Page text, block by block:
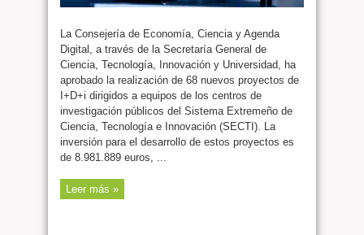
La Consejería de Economía, Ciencia y Agenda
Digital, a través de la Secretaría General de
Ciencia, Tecnología, Innovación y Universidad, ha
aprobado la realización de 68 nuevos proyectos de
I+D+i dirigidos a equipos de los centros de
investigación públicos del Sistema Extremeño de
Ciencia, Tecnología e Innovación (SECTI). La
inversión para el desarrollo de estos proyectos es
de 8.981.889 euros, ...
Leer más »